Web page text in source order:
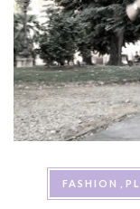
FASHION